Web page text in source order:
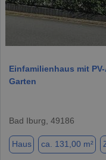
Einfamilienhaus mit
Garten
Bad Iburg, 49186
Haus ca. 131,00 m²